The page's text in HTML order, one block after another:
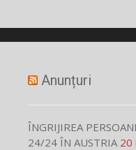
Anunțuri
ÎNGRIJIREA
24/24 ÎN AUSTRIA 20